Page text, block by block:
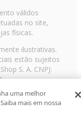
válidos
no site,
físicas.
ilustrativas.
estão sujeitos
S. A. CNPJ:
Carandiru, São
11 3003-3728 ©
uma melhor
mais em nossa